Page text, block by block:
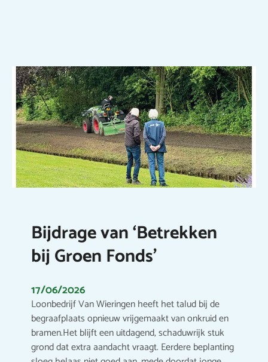
Bijdrage van ‘Betrekken
bij Groen Fonds’
17/06/2026
Loonbedrijf Van Wieringen heeft het talud bij de
begraafplaats opnieuw vrijgemaakt van onkruid en
bramen.Het blijft een uitdagend, schaduwrijk stuk
grond dat extra aandacht vraagt. Eerdere beplanting